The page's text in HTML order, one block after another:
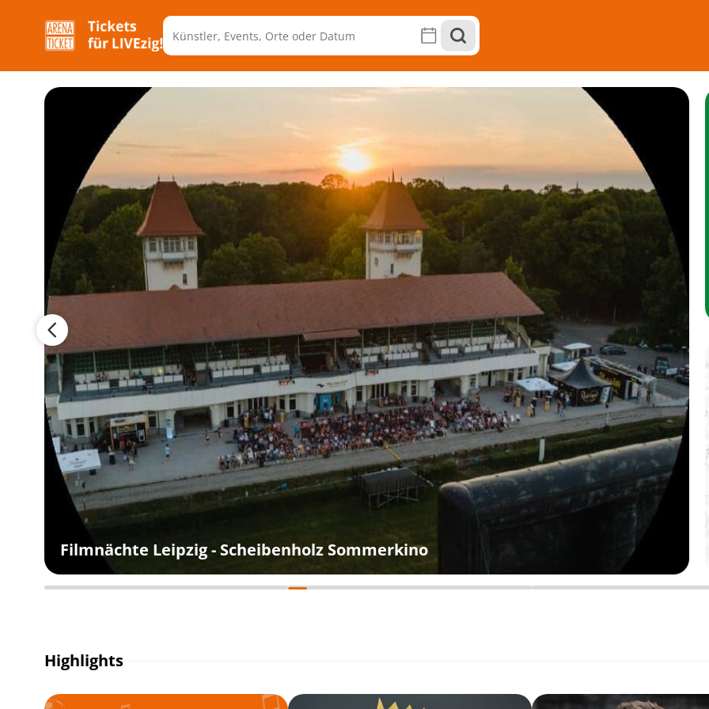
Filmnächte Leipzig - Scheibenholz Sommerkino
Highlights